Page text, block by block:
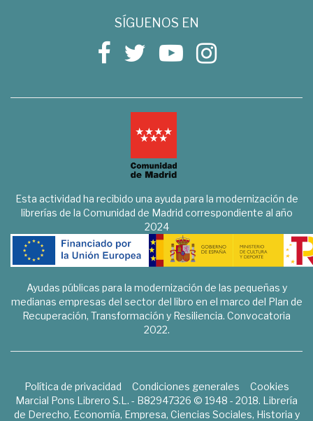
SÍGUENOS EN
Esta actividad ha recibido una ayuda para la modernización de
librerías de la Comunidad de Madrid correspondiente al año
2024
Ayudas públicas para la modernización de las pequeñas y
medianas empresas del sector del libro en el marco del Plan de
Recuperación, Transformación y Resiliencia. Convocatoria
2022.
Política de privacidad Condiciones generales
Cookies
Marcial Pons Librero S.L. - B82947326 © 1948 - 2018. Librería
de Derecho, Economía, Empresa, Ciencias Sociales, Historia y